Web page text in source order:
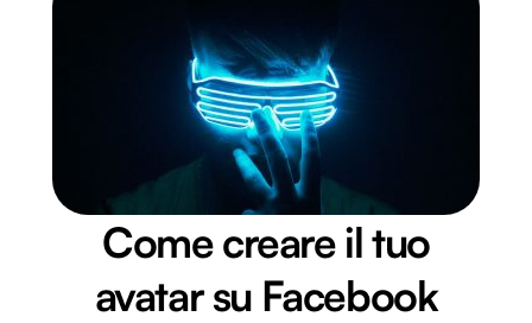
Come creare il tuo
avatar su Facebook